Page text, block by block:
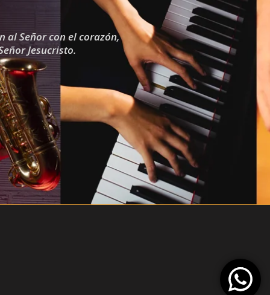
al Señor con el corazón,
Jesucristo.